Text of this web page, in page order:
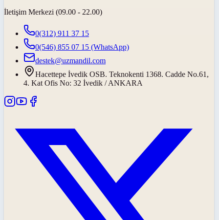
İletişim Merkezi (09.00 - 22.00)
0(312) 911 37 15
0(546) 855 07 15 (WhatsApp)
destek@uzmandil.com
Hacettepe İvedik OSB. Teknokenti 1368. Cadde No.61,
4. Kat Ofis No: 32 İvedik / ANKARA